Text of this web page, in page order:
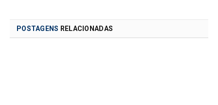
POSTAGENS RELACIONADAS